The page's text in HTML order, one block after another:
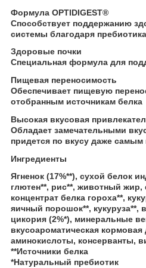
Формула OPTIDIGEST®
Способствует поддержанию
системы благодаря
Здоровые почки
Специальная формула для
Пищевая переносимость
Обеспечивает пищевую
отобранным источникам белка
Высокая вкусовая
Обладает замечательными
придется по вкусу даже самым
Ингредиенты
Ягненок (17%**), сухой белок
глютен**, рис**, животный жир,
концентрат белка гороха**,
яичный порошок**, кукуруза**,
цикория (2%*), минеральные
вкусоароматическая
аминокислоты, консерванты,
**Источники белка
*Натуральный пребиотик